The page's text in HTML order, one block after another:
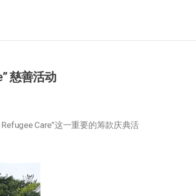
慈善活动
Care”这一重要的筹款庆典活